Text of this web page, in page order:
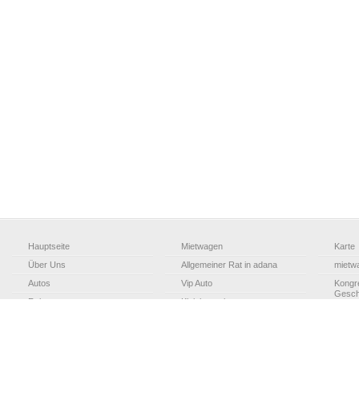
Hauptseite
Über Uns
Autos
Reisen
Mietwagen
Allgemeiner Rat in adana
Vip Auto
Kleinbus mietwagen
Karte